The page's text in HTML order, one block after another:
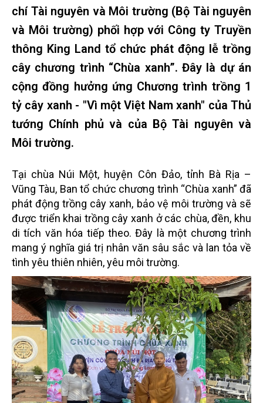
chí Tài nguyên và Môi trường (Bộ Tài nguyên
và Môi trường) phối hợp với Công ty Truyền
thông King Land tổ chức phát động lễ trồng
cây chương trình “Chùa xanh”. Đây là dự án
cộng đồng hưởng ứng Chương trình trồng 1
tỷ cây xanh - "Vì một Việt Nam xanh" của Thủ
tướng Chính phủ và của Bộ Tài nguyên và
Môi trường.
Tại chùa Núi Một, huyện Côn Đảo, tỉnh Bà Rịa –
Vũng Tàu, Ban tổ chức chương trình “Chùa xanh” đã
phát động trồng cây xanh, bảo vệ môi trường và sẽ
được triển khai trồng cây xanh ở các chùa,đền, khu
di tích văn hóa tiếp theo. Đây là một chương trình
mang ý nghĩa giá trị nhân văn sâu sắc và lan tỏa về
tình yêu thiên nhiên, yêu môi trường.